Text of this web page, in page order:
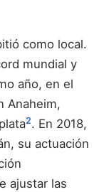
como local.
mundial y
año, en el
Anaheim,
2. En 2018,
su actuación
ajustar las